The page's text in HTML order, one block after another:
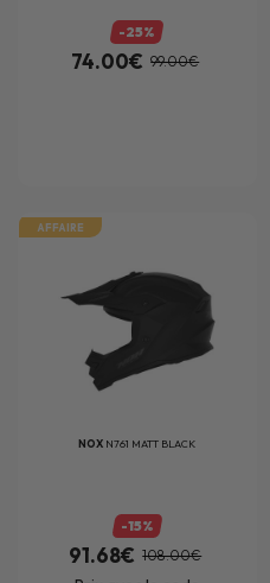
-25%
74.00€ 99.00€
AFFAIRE
NOX N761 MATT BLACK
-15%
91.68€ 108.00€